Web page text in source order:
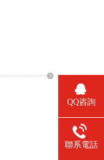
QQ咨詢
聯系電話